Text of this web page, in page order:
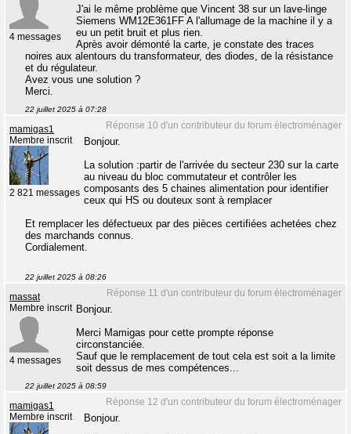
4 messages
J'ai le même problème que Vincent 38 sur un lave-linge
Siemens WM12E361FF A l'allumage de la machine il y a
eu un petit bruit et plus rien.
Après avoir démonté la carte, je constate des traces
noires aux alentours du transformateur, des diodes, de la résistance
et du régulateur.
Avez vous une solution ?
Merci.
22 juillet 2025 à 07:28
Réponse 10 d'un contributeur du forum électroménager
mamigas1
Membre inscrit
2 821 messages
Bonjour.
La solution :partir de l'arrivée du secteur 230 sur la carte
au niveau du bloc commutateur et contrôler les
composants des 5 chaines alimentation pour identifier
ceux qui HS ou douteux sont à remplacer
Et remplacer les défectueux par des pièces certifiées achetées chez
des marchands connus.
Cordialement.
22 juillet 2025 à 08:26
Réponse 11 d'un contributeur du forum électroménager
massat
Membre inscrit
4 messages
Bonjour.
Merci Mamigas pour cette prompte réponse
circonstanciée.
Sauf que le remplacement de tout cela est soit a la limite
soit dessus de mes compétences...
22 juillet 2025 à 08:59
Réponse 12 d'un contributeur du forum électroménager
mamigas1
Membre inscrit
Bonjour.